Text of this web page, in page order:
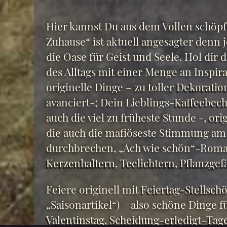
Hier kannst Du aus dem Vollen
Zuhause“ ist aktuell angesagter denn
die Oase für Geist und Seele. Hol dir
des Alltags mit einer Menge an
originelle Dinge – zu toller
avanciert-; Dein Lieblings-
auch die viel zu früheste Stunde -,
die auch die mafiöseste Stimmung
durchbrechen, „Ach wie schön“-
Kerzenhaltern,Teelichtern,
Feiere originell mitFeiertag-
„Saisonartikel“) – also schöne Dinge
Valentinstag,Scheidung-erledigt-